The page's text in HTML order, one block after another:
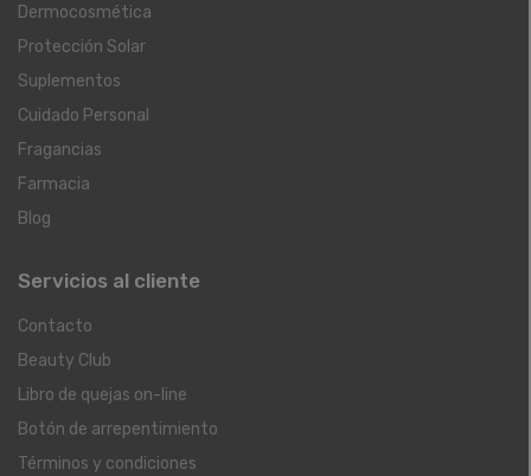
Dermocosmética
Protección Solar
Suplementos
Cuidado Personal
Fragancias
Farmacia
Blog
Servicios al cliente
Contacto
Beauty Club
Libro de quejas on-line
Botón de arrepentimiento
Términos y condiciones